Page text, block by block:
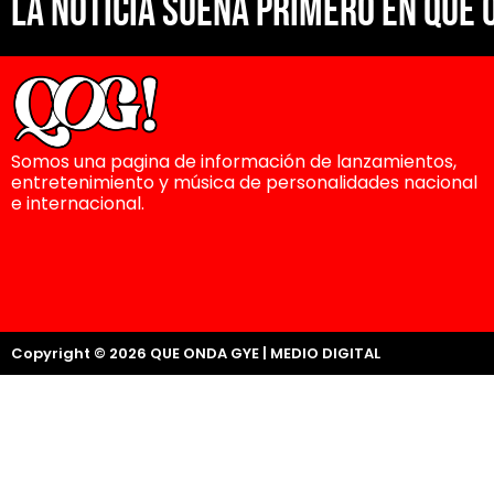
La noticia suena primero en Que
Somos una pagina de información de lanzamientos,
entretenimiento y música de personalidades nacional
e internacional.
Copyright © 2026 QUE ONDA GYE | MEDIO DIGITAL